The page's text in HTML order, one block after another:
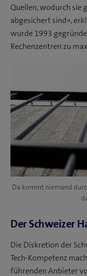
Quellen, wodurch sie
abgesichert sind»,
wurde 1993
Rechenzentren zu
Da kommt niemand
Der Schweizer
Die Diskretion der
Tech-Kompetenz
führenden Anbieter